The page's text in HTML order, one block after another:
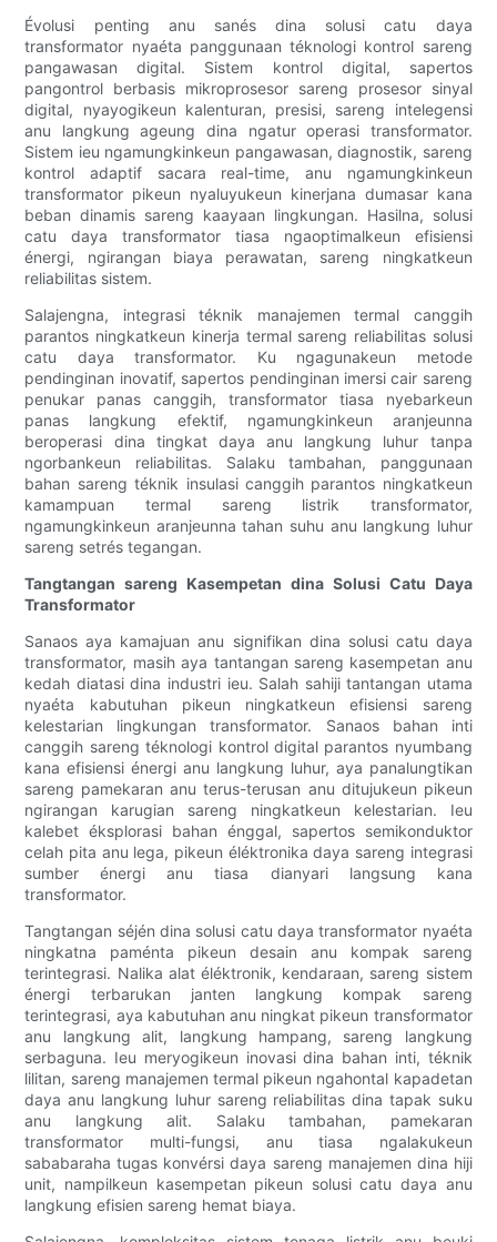
Évolusi penting anu sanés dina solusi catu daya
transformator nyaéta panggunaan téknologi kontrol sareng
pangawasan digital. Sistem kontrol digital, sapertos
pangontrol berbasis mikroprosesor sareng prosesor sinyal
digital, nyayogikeun kalenturan, presisi, sareng intelegensi
anu langkung ageung dina ngatur operasi transformator.
Sistem ieu ngamungkinkeun pangawasan, diagnostik, sareng
kontrol adaptif sacara real-time, anu ngamungkinkeun
transformator pikeun nyaluyukeun kinerjana dumasar kana
beban dinamis sareng kaayaan lingkungan. Hasilna, solusi
catu daya transformator tiasa ngaoptimalkeun efisiensi
énergi, ngirangan biaya perawatan, sareng ningkatkeun
reliabilitas sistem.
Salajengna, integrasi téknik manajemen termal canggih
parantos ningkatkeun kinerja termal sareng reliabilitas solusi
catu daya transformator. Ku ngagunakeun metode
pendinginan inovatif, sapertos pendinginan imersi cair sareng
penukar panas canggih, transformator tiasa nyebarkeun
panas langkung efektif, ngamungkinkeun aranjeunna
beroperasi dina tingkat daya anu langkung luhur tanpa
ngorbankeun reliabilitas. Salaku tambahan, panggunaan
bahan sareng téknik insulasi canggih parantos ningkatkeun
kamampuan termal sareng listrik transformator,
ngamungkinkeun aranjeunna tahan suhu anu langkung luhur
sareng setrés tegangan.
Tangtangan sareng Kasempetan dina Solusi Catu Daya
Transformator
Sanaos aya kamajuan anu signifikan dina solusi catu daya
transformator, masih aya tantangan sareng kasempetan anu
kedah diatasi dina industri ieu. Salah sahiji tantangan utama
nyaéta kabutuhan pikeun ningkatkeun efisiensi sareng
kelestarian lingkungan transformator. Sanaos bahan inti
canggih sareng téknologi kontrol digital parantos nyumbang
kana efisiensi énergi anu langkung luhur, aya panalungtikan
sareng pamekaran anu terus-terusan anu ditujukeun pikeun
ngirangan karugian sareng ningkatkeun kelestarian. Ieu
kalebet éksplorasi bahan énggal, sapertos semikonduktor
celah pita anu lega, pikeun éléktronika daya sareng integrasi
sumber énergi anu tiasa dianyari langsung kana
transformator.
Tangtangan séjén dina solusi catu daya transformator nyaéta
ningkatna paménta pikeun desain anu kompak sareng
terintegrasi. Nalika alat éléktronik, kendaraan, sareng sistem
énergi terbarukan janten langkung kompak sareng
terintegrasi, aya kabutuhan anu ningkat pikeun transformator
anu langkung alit, langkung hampang, sareng langkung
serbaguna. Ieu meryogikeun inovasi dina bahan inti, téknik
lilitan, sareng manajemen termal pikeun ngahontal kapadetan
daya anu langkung luhur sareng reliabilitas dina tapak suku
anu langkung alit. Salaku tambahan, pamekaran
transformator multi-fungsi, anu tiasa ngalakukeun
sababaraha tugas konvérsi daya sareng manajemen dina hiji
unit, nampilkeun kasempetan pikeun solusi catu daya anu
langkung efisien sareng hemat biaya.